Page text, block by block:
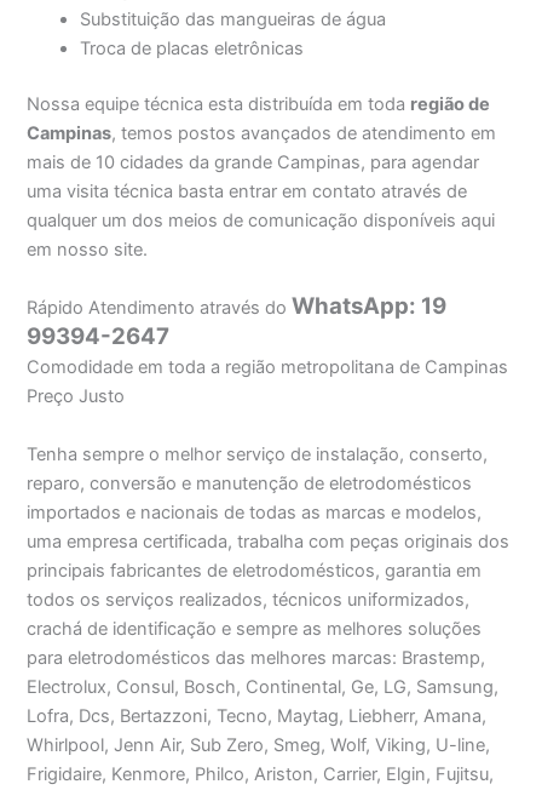
Substituição das mangueiras de água
Troca de placas eletrônicas
Nossa equipe técnica esta distribuída em toda região de
Campinas, temos postos avançados de atendimento em
mais de 10 cidades da grande Campinas, para agendar
uma visita técnica basta entrar em contato através de
qualquer um dos meios de comunicação disponíveis aqui
em nosso site.
Rápido Atendimento através do WhatsApp: 19
99394-2647
Comodidade em toda a região metropolitana de Campinas
Preço Justo
Tenha sempre o melhor serviço de instalação, conserto,
reparo, conversão e manutenção de eletrodomésticos
importados e nacionais de todas as marcas e modelos,
uma empresa certificada, trabalha com peças originais dos
principais fabricantes de eletrodomésticos, garantia em
todos os serviços realizados, técnicos uniformizados,
crachá de identificação e sempre as melhores soluções
para eletrodomésticos das melhores marcas: Brastemp,
Electrolux, Consul, Bosch, Continental, Ge, LG, Samsung,
Lofra, Dcs, Bertazzoni, Tecno, Maytag, Liebherr, Amana,
Whirlpool, Jenn Air, Sub Zero, Smeg, Wolf, Viking, U-line,
Frigidaire, Kenmore, Philco, Ariston, Carrier, Elgin, Fujitsu,